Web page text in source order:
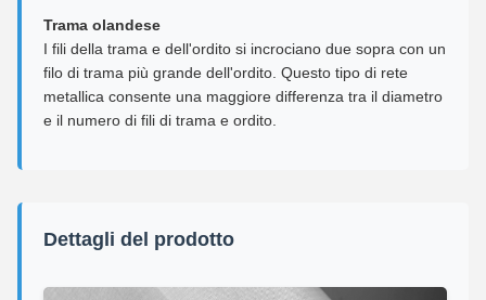
Trama olandese
I fili della trama e dell'ordito si incrociano due sopra con un
filo di trama più grande dell'ordito. Questo tipo di rete
metallica consente una maggiore differenza tra il diametro
e il numero di fili di trama e ordito.
Dettagli del prodotto